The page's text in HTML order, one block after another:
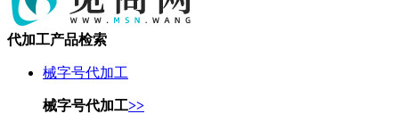
代加工产品检索
械字号代加工
械字号代加工>>